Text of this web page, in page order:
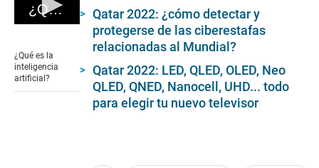
¿Qué es la inteligencia artificial?
of
1
minute,
¿Qué es la
inteligencia
artificial?
Qatar 2022: ¿cómo detectar y
protegerse de las ciberestafas
relacionadas al Mundial?
Qatar 2022: LED, QLED, OLED, Neo
QLED, QNED, Nanocell, UHD... todo
para elegir tu nuevo televisor